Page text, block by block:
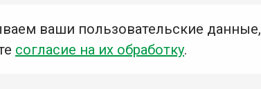
ваши пользовательские данные,
согласие на их обработку.